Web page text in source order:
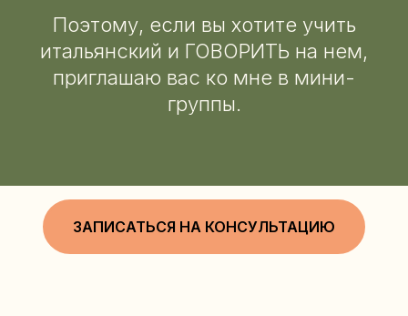
Поэтому, если вы хотите учить
итальянский и ГОВОРИТЬ на нем,
приглашаю вас ко мне в мини-
группы.
ЗАПИСАТЬСЯ НА КОНСУЛЬТАЦИЮ